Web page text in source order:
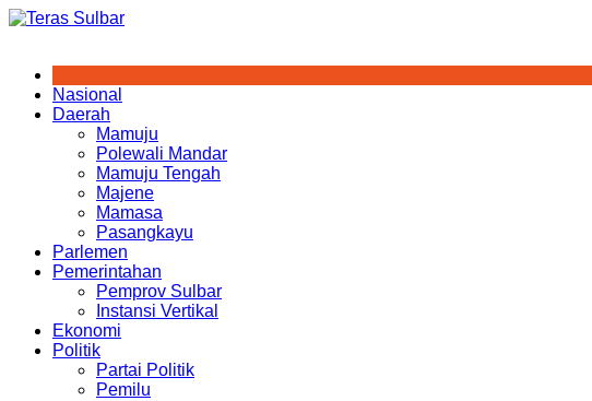
Skip
Nasional
Daerah
Mamuju
Polewali Mandar
Mamuju Tengah
Majene
Mamasa
Pasangkayu
Parlemen
Pemerintahan
Pemprov Sulbar
Instansi Vertikal
Ekonomi
Politik
Partai Politik
Pemilu